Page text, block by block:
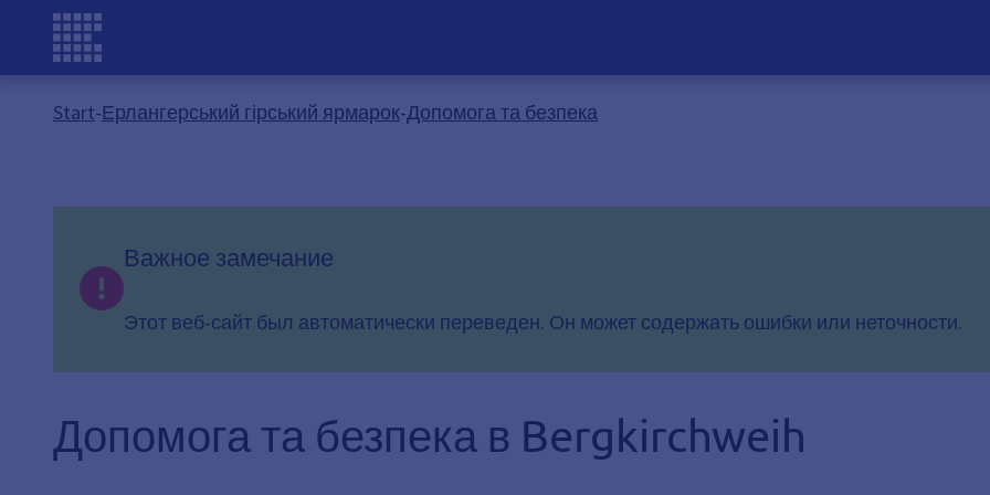
Start-Ерлангерський гірський ярмарок-Допомога та безпека
Важное замечание
Этот веб-сайт был автоматически переведен. Он может содержать ошибки или неточности.
Допомога та безпека в Bergkirchweih